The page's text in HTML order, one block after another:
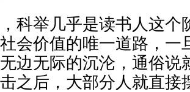
科举几乎是读书人这个
会价值的唯一道路，一
边无际的沉沦，通俗说
之后，大部分人就直接